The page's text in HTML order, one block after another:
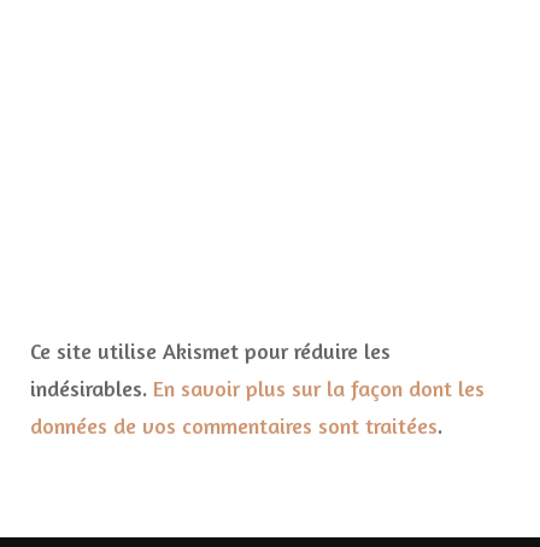
Ce site utilise Akismet pour réduire les
indésirables. En savoir plus sur la façon dont les
données de vos commentaires sont traitées.